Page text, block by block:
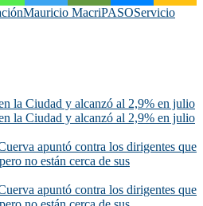
Mauricio MacriPASOServicio
la Ciudad y alcanzó al 2,9% en julio
la Ciudad y alcanzó al 2,9% en julio
apuntó contra los dirigentes que
no están cerca de sus
apuntó contra los dirigentes que